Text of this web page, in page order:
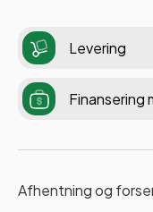
Levering
Finansering
Afhentning og